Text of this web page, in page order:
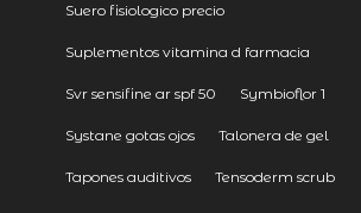
Suero fisiologico precio
Suplementos vitamina d farmacia
Svr sensifine ar spf 50 Symbioflor 1
Systane gotas ojos Talonera de gel
Tapones auditivos Tensoderm scrub